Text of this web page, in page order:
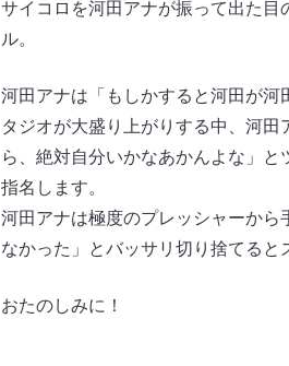
サイコロを河田アナが振って出た
ル。
河田アナは「もしかすると河田が
タジオが大盛り上がりする中、河
ら、絶対自分いかなあかんよな」
指名します。
河田アナは極度のプレッシャーから
なかった」とバッサリ切り捨てると
おたのしみに！